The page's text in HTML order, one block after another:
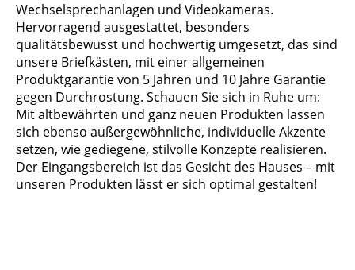
Wechselsprechanlagen und Videokameras.
Hervorragend ausgestattet, besonders
qualitätsbewusst und hochwertig umgesetzt, das sind
unsere Briefkästen, mit einer allgemeinen
Produktgarantie von 5 Jahren und 10 Jahre Garantie
gegen Durchrostung. Schauen Sie sich in Ruhe um:
Mit altbewährten und ganz neuen Produkten lassen
sich ebenso außergewöhnliche, individuelle Akzente
setzen, wie gediegene, stilvolle Konzepte realisieren.
Der Eingangsbereich ist das Gesicht des Hauses – mit
unseren Produkten lässt er sich optimal gestalten!